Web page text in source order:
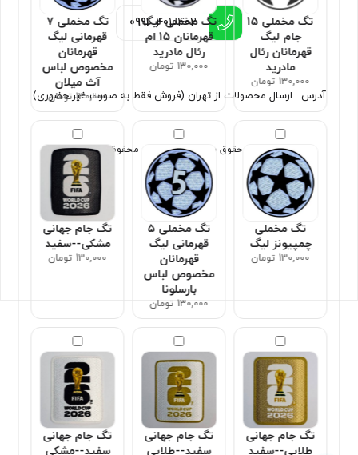
تگ مخملی 15
جام لیگ
قهرمانان رئال
مادرید
130,000 تومان
تگ مخملی لیگ
قهرمانان 15 ام
رئال مادرید
130,000 تومان
تگ مخملی ۷
قهرمانی لیگ
قهرمانان
مخصوص لباس
آث میلان
130,000 تومان
تگ مخملی
چمپیونز لیگ
130,000 تومان
تگ مخملی ۵
قهرمانی لیگ
قهرمانان
مخصوص لباس
بارسلونا
130,000 تومان
تگ جام جهانی
مشکی--سفید
130,000 تومان
تگ جام جهانی
طلایی--سفید
تگ جام جهانی
سفید--طلایی
تگ جام جهانی
سفید--مشکی
0991 4010402
آدرس : ارسال محصولات از تهران (فروش فقط به صورت غیر حضوری)
تمامی حقوق برای سون اسپورت محفوظ است